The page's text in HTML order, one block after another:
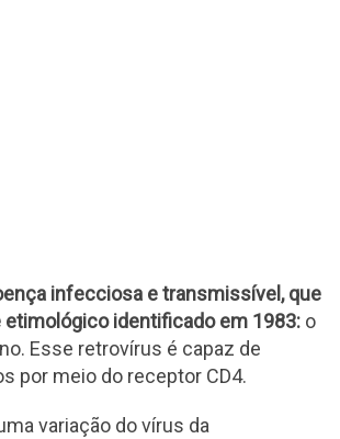
infecciosa e transmissível, que
identificado em 1983: o
Esse retrovírus é capaz de
por meio do receptor CD4.
variação do vírus da